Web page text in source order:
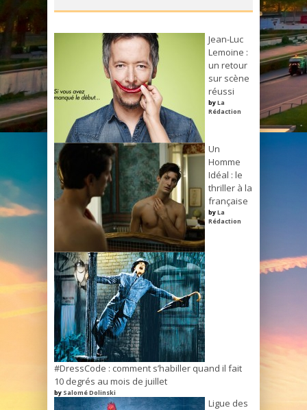
Jean-Luc
Lemoine :
un retour
sur scène
réussi
byLa
Rédaction
Un
Homme
Idéal : le
thriller à la
française
byLa
Rédaction
#DressCode : comment s’habiller quand il fait
10 degrés au mois de juillet
by Salomé Dolinski
Ligue des